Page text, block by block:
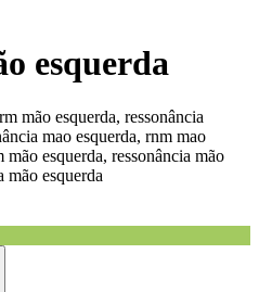
esquerda
rm mão esquerda, ressonância
mao esquerda, rnm mao
esquerda, ressonância mão
mão esquerda